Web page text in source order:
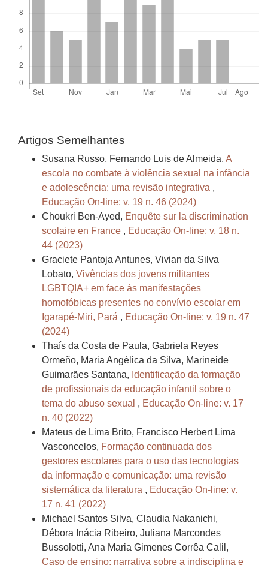
Artigos Semelhantes
Susana Russo, Fernando Luis de Almeida, A
escola no combate à violência sexual na infância
e adolescência: uma revisão integrativa ,
Educação On-line: v. 19 n. 46 (2024)
Choukri Ben-Ayed, Enquête sur la discrimination
scolaire en France , Educação On-line: v. 18 n.
44 (2023)
Graciete Pantoja Antunes, Vivian da Silva
Lobato, Vivências dos jovens militantes
LGBTQIA+ em face às manifestações
homofóbicas presentes no convívio escolar em
Igarapé-Miri, Pará , Educação On-line: v. 19 n. 47
(2024)
Thaís da Costa de Paula, Gabriela Reyes
Ormeño, Maria Angélica da Silva, Marineide
Guimarães Santana, Identificação da formação
de profissionais da educação infantil sobre o
tema do abuso sexual , Educação On-line: v. 17
n. 40 (2022)
Mateus de Lima Brito, Francisco Herbert Lima
Vasconcelos, Formação continuada dos
gestores escolares para o uso das tecnologias
da informação e comunicação: uma revisão
sistemática da literatura , Educação On-line: v.
17 n. 41 (2022)
Michael Santos Silva, Claudia Nakanichi,
Débora Inácia Ribeiro, Juliana Marcondes
Bussolotti, Ana Maria Gimenes Corrêa Calil,
Caso de ensino: narrativa sobre a indisciplina e